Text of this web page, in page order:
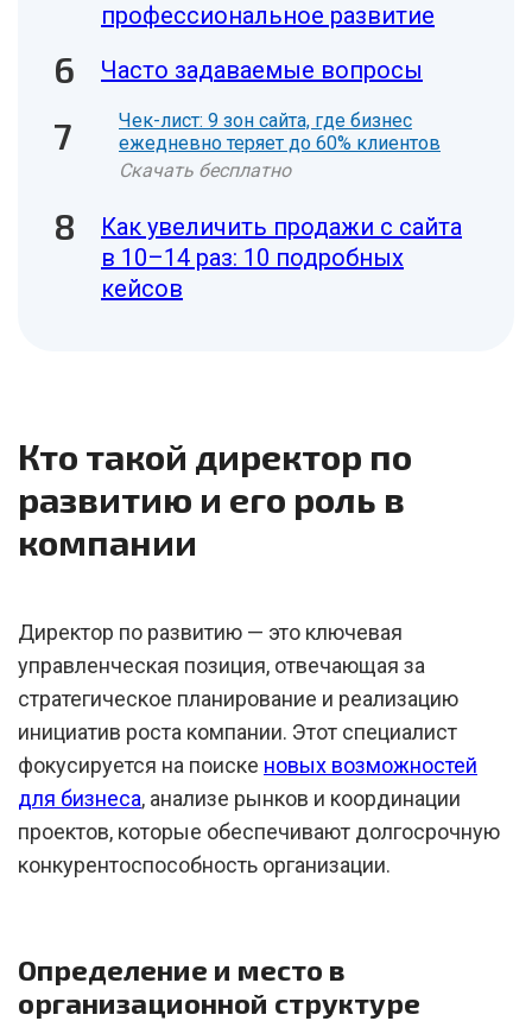
профессиональное развитие
Часто задаваемые вопросы
Чек-лист: 9 зон сайта, где бизнес
ежедневно теряет до 60% клиентов
Скачать бесплатно
Как увеличить продажи с сайта
в 10–14 раз: 10 подробных
кейсов
Кто такой директор по
развитию и его роль в
компании
Директор по развитию — это ключевая
управленческая позиция, отвечающая за
стратегическое планирование и реализацию
инициатив роста компании. Этот специалист
фокусируется на поиске новых возможностей
для бизнеса, анализе рынков и координации
проектов, которые обеспечивают долгосрочную
конкурентоспособность организации.
Определение и место в
организационной структуре